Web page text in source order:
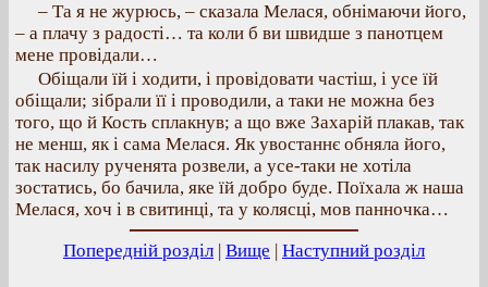
– Та я не журюсь, – сказала Мелася, обнімаючи його,
– а плачу з радості… та коли б ви швидше з панотцем
мене провідали…
Обіщали їй і ходити, і провідовати частіш, і усе їй
обіщали; зібрали її і проводили, а таки не можна без
того, що й Кость сплакнув; а що вже Захарій плакав, так
не менш, як і сама Мелася. Як увостаннє обняла його,
так насилу рученята розвели, а усе-таки не хотіла
зостатись, бо бачила, яке їй добро буде. Поїхала ж наша
Мелася, хоч і в свитинці, та у колясці, мов панночка…
Попередній розділ | Вище | Наступний розділ